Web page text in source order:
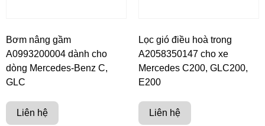
Bơm nâng gầm
A0993200004 dành cho
dòng Mercedes-Benz C,
GLC
Liên hệ
Lọc gió điều hoà trong
A2058350147 cho xe
Mercedes C200, GLC200,
E200
Liên hệ